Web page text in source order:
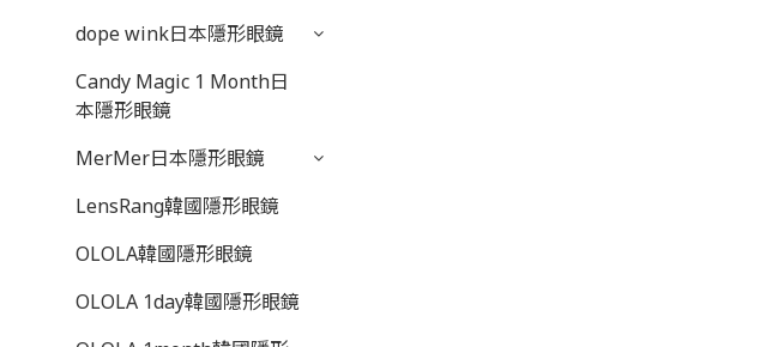
dope wink日本隱形眼鏡
Candy Magic 1 Month日
本隱形眼鏡
MerMer日本隱形眼鏡
LensRang韓國隱形眼鏡
OLOLA韓國隱形眼鏡
OLOLA 1day韓國隱形眼鏡